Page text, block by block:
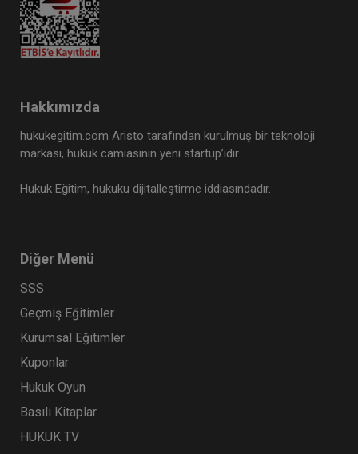
Hakkımızda
hukukegitim.com Aristo tarafından kurulmuş bir teknoloji
markası, hukuk camiasının yeni startup’ıdır.
Hukuk Eğitim, hukuku dijitalleştirme iddiasındadır.
Diğer Menü
SSS
Geçmiş Eğitimler
Kurumsal Eğitimler
Kuponlar
Hukuk Oyun
Basılı Kitaplar
HUKUK TV